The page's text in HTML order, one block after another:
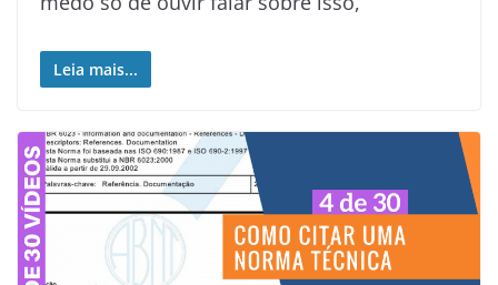
Leia mais...